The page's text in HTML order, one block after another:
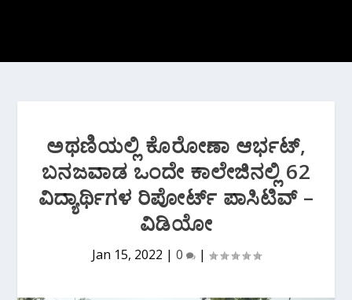
ಅಥಣಿಯಲ್ಲಿ ಕೊರೋಣಾ ಆರ್ಭಟ್,
ಬನಜವಾಡ ಒಂದೇ ಕಾಲೇಜಿನಲ್ಲಿ 62
ವಿದ್ಯಾರ್ಥಿಗಳ ರಿಪೋರ್ಟ್ ಪಾಸಿಟಿವ್ –
ವಿಡಿಯೋ
Jan 15, 2022 | 0 |